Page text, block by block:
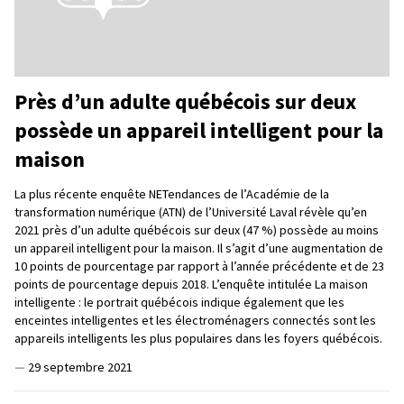
Près d’un adulte québécois sur deux
possède un appareil intelligent pour la
maison
La plus récente enquête NETendances de l’Académie de la
transformation numérique (ATN) de l’Université Laval révèle qu’en
2021 près d’un adulte québécois sur deux (47 %) possède au moins
un appareil intelligent pour la maison. Il s’agit d’une augmentation de
10 points de pourcentage par rapport à l’année précédente et de 23
points de pourcentage depuis 2018. L’enquête intitulée La maison
intelligente : le portrait québécois indique également que les
enceintes intelligentes et les électroménagers connectés sont les
appareils intelligents les plus populaires dans les foyers québécois.
— 29 septembre 2021